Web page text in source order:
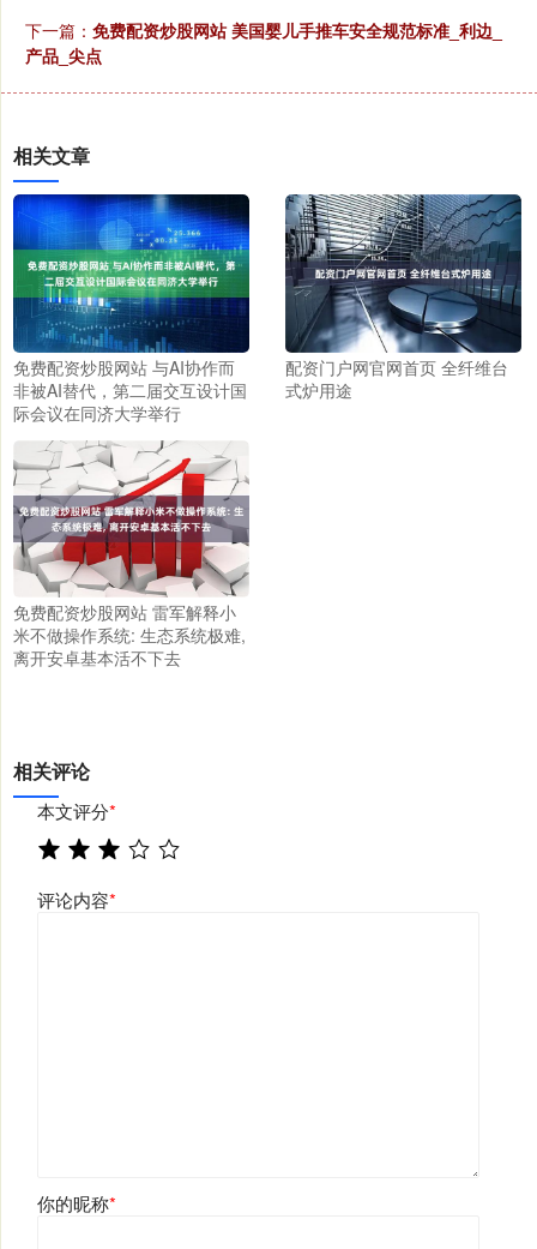
下一篇： 免费配资炒股网站 美国婴儿手推车安全规范标准_利边_
产品_尖点
相关文章
免费配资炒股网站 与AI协作而
非被AI替代，第二届交互设计国
际会议在同济大学举行
配资门户网官网首页 全纤维台
式炉用途
免费配资炒股网站 雷军解释小
米不做操作系统: 生态系统极难,
离开安卓基本活不下去
相关评论
本文评分*
评论内容*
你的昵称*